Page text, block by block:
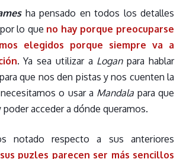
ha pensado en todos los detalles
lo que no hay porque preocuparse
elegidos porque siempre va a
. Ya sea utilizar a Loganpara hablar
que nos den pistas y nos cuenten la
o usar a Mandala para que
acceder a dónde queramos.
notado respecto a sus anteriores
sus puzles parecen ser más sencillos